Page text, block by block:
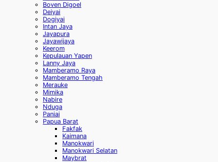
Boven Digoel
Deiyai
Dogiyai
Intan Jaya
Jayapura
Jayawijaya
Keerom
Kepulauan Yapen
Lanny Jaya
Mamberamo Raya
Mamberamo Tengah
Merauke
Mimika
Nabire
Nduga
Paniai
Papua Barat
Fakfak
Kaimana
Manokwari
Manokwari Selatan
Maybrat